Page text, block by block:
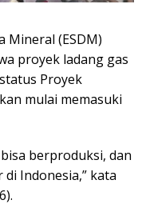
Mineral (ESDM)
proyek ladang gas
Proyek
mulai memasuki
berproduksi, dan
Indonesia,” kata